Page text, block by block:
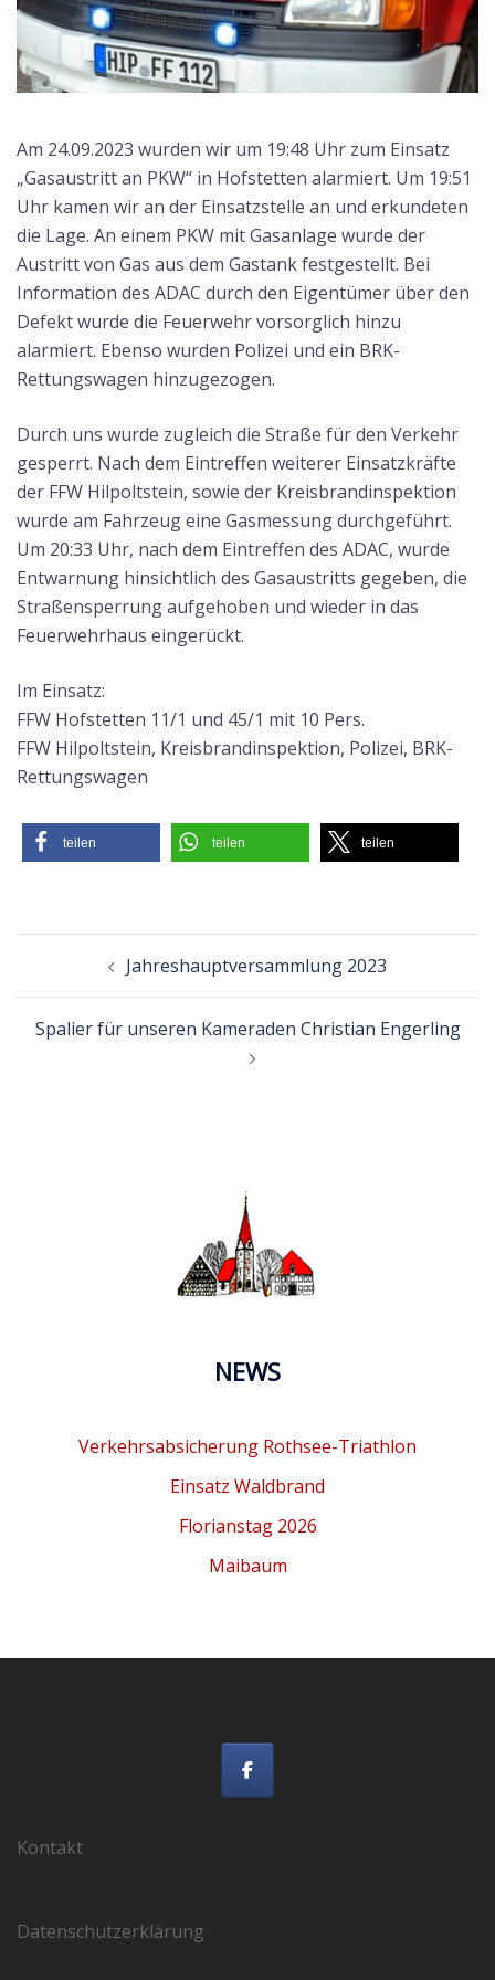
Am 24.09.2023 wurden wir um 19:48 Uhr zum Einsatz
„Gasaustritt an PKW“ in Hofstetten alarmiert. Um 19:51
Uhr kamen wir an der Einsatzstelle an und erkundeten
die Lage. An einem PKW mit Gasanlage wurde der
Austritt von Gas aus dem Gastank festgestellt. Bei
Information des ADAC durch den Eigentümer über den
Defekt wurde die Feuerwehr vorsorglich hinzu
alarmiert. Ebenso wurden Polizei und ein BRK-
Rettungswagen hinzugezogen.
Durch uns wurde zugleich die Straße für den Verkehr
gesperrt. Nach dem Eintreffen weiterer Einsatzkräfte
der FFW Hilpoltstein, sowie der Kreisbrandinspektion
wurde am Fahrzeug eine Gasmessung durchgeführt.
Um 20:33 Uhr, nach dem Eintreffen des ADAC, wurde
Entwarnung hinsichtlich des Gasaustritts gegeben, die
Straßensperrung aufgehoben und wieder in das
Feuerwehrhaus eingerückt.
Im Einsatz:
FFW Hofstetten 11/1 und 45/1 mit 10 Pers.
FFW Hilpoltstein, Kreisbrandinspektion, Polizei, BRK-
Rettungswagen
teilen teilen teilen
Beitragsnavigation
Jahreshauptversammlung 2023
Spalier für unseren Kameraden Christian Engerling
NEWS
Verkehrsabsicherung Rothsee-Triathlon
Einsatz Waldbrand
Florianstag 2026
Maibaum
Kontakt
Datenschutzerklärung